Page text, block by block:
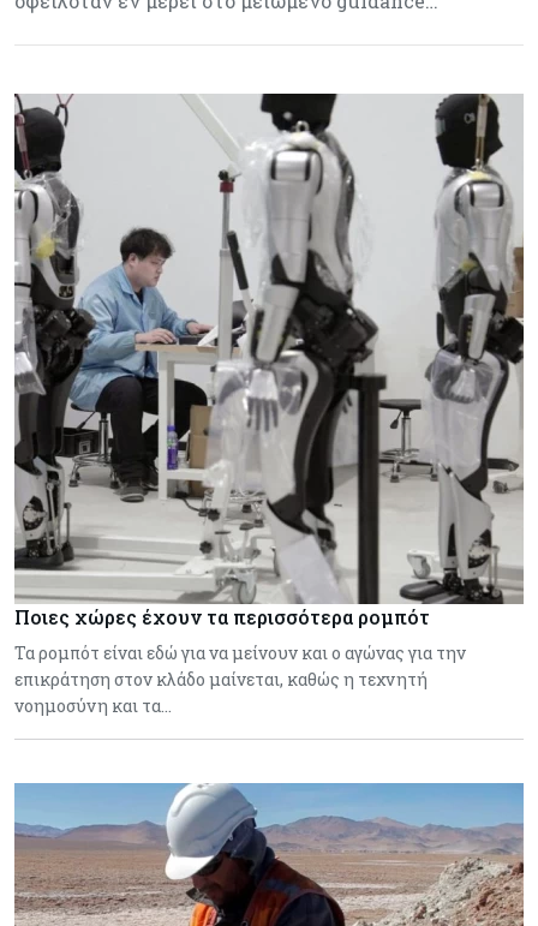
Ποιες χώρες έχουν τα περισσότερα ρομπότ
Τα ρομπότ είναι εδώ για να μείνουν και ο αγώνας για την
επικράτηση στον κλάδο μαίνεται, καθώς η τεχνητή
νοημοσύνη και τα…